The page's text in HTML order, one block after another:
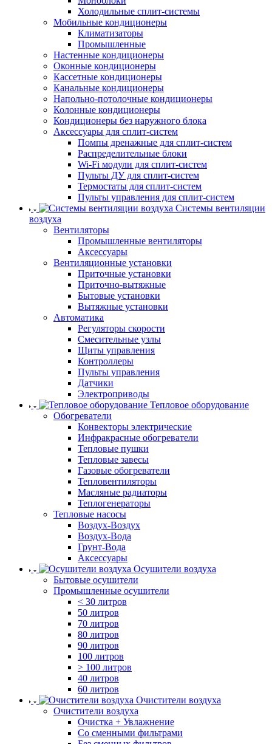
Холодильные сплит-системы
Мобильные кондиционеры
Климатизаторы
Промышленные
Настенные кондиционеры
Оконные кондиционеры
Кассетные кондиционеры
Канальные кондиционеры
Напольно-потолочные кондиционеры
Колонные кондиционеры
Кондиционеры без наружного блока
Аксессуары для сплит-систем
Помпы дренажные для сплит-систем
Распределительные блоки
Wi-Fi модули для сплит-систем
Пульты ДУ для сплит-систем
Термостаты для сплит-систем
Пульты управления для сплит-систем
Системы вентиляции
воздуха
Вентиляторы
Промышленные вентиляторы
Аксессуары
Вентиляционные установки
Приточные установки
Приточно-вытяжные
Бытовые установки
Вытяжные установки
Автоматика
Регуляторы скорости
Смесительные узлы
Щиты управления
Контроллеры
Пульты управления
Датчики
Электроприводы
Тепловое оборудование
Обогреватели
Конвекторы электрические
Инфракрасные обогреватели
Тепловые пушки
Тепловые завесы
Газовые обогреватели
Тепловентиляторы
Масляные радиаторы
Теплогенераторы
Тепловые насосы
Воздух-Воздух
Воздух-Вода
Грунт-Вода
Аксессуары
Осушители воздуха
Бытовые осушители
Промышленные осушители
< 30 литров
50 литров
70 литров
80 литров
90 литров
100 литров
> 100 литров
40 литров
60 литров
Очистители воздуха
Очистители воздуха
Очистка + Увлажнение
Cо сменными фильтрами